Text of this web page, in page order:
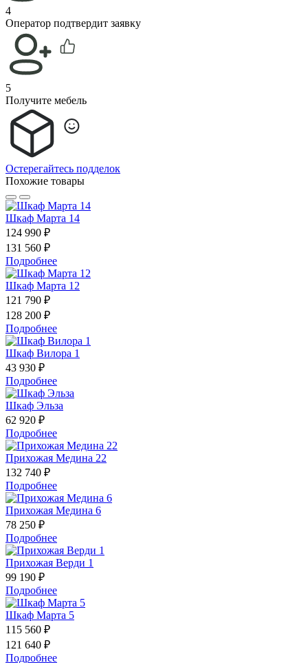
4
Оператор подтвердит заявку
5
Получите мебель
Остерегайтесь подделок
Похожие товары
Шкаф Марта 14
124 990 ₽
131 560 ₽
Подробнее
Шкаф Марта 12
121 790 ₽
128 200 ₽
Подробнее
Шкаф Вилора 1
43 930 ₽
Подробнее
Шкаф Эльза
62 920 ₽
Подробнее
Прихожая Медина 22
132 740 ₽
Подробнее
Прихожая Медина 6
78 250 ₽
Подробнее
Прихожая Верди 1
99 190 ₽
Подробнее
Шкаф Марта 5
115 560 ₽
121 640 ₽
Подробнее